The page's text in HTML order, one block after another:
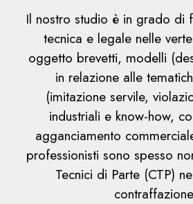
Il nostro studio è in grado di
tecnica e legale nelle
oggetto brevetti, modelli
in relazione alle
(imitazione servile,
industriali e know-how,
agganciamento
professionisti sono spesso
Tecnici di Parte (CTP)